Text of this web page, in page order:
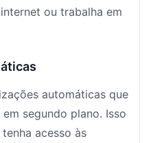
ou trabalha em
automáticas que
segundo plano. Isso
acesso às